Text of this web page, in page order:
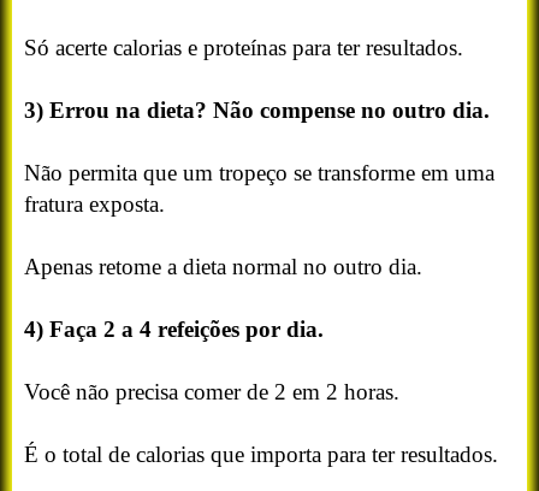
Só acerte calorias e proteínas para ter resultados.
3) Errou na dieta? Não compense no outro dia.
Não permita que um tropeço se transforme em uma
fratura exposta.
Apenas retome a dieta normal no outro dia.
4) Faça 2 a 4 refeições por dia.
Você não precisa comer de 2 em 2 horas.
É o total de calorias que importa para ter resultados.